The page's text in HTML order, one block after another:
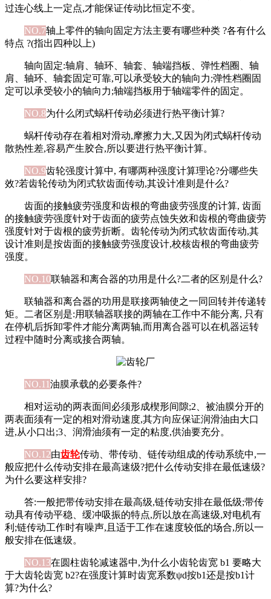
过连心线上一定点,才能保证传动比恒定不变。
NO.7轴上零件的轴向固定方法主要有哪些种类 ?各有什么
特点 ?(指出四种以上)
轴向固定:轴肩、轴环、轴套、轴端挡板、弹性档圈、轴
肩、轴环、轴套固定可靠,可以承受较大的轴向力;弹性档圈固
定可以承受较小的轴向力;轴端挡板用于轴端零件的固定。
NO.8为什么闭式蜗杆传动必须进行热平衡计算?
蜗杆传动存在着相对滑动,摩擦力大,又因为闭式蜗杆传动
散热性差,容易产生胶合,所以要进行热平衡计算。
NO.9齿轮强度计算中, 有哪两种强度计算理论?分哪些失
效?若齿轮传动为闭式软齿面传动,其设计准则是什么?
齿面的接触疲劳强度和齿根的弯曲疲劳强度的计算, 齿面
的接触疲劳强度针对于齿面的疲劳点蚀失效和齿根的弯曲疲劳
强度针对于齿根的疲劳折断。齿轮传动为闭式软齿面传动,其
设计准则是按齿面的接触疲劳强度设计,校核齿根的弯曲疲劳
强度。
NO.10联轴器和离合器的功用是什么?二者的区别是什么?
联轴器和离合器的功用是联接两轴使之一同回转并传递转
矩。二者区别是:用联轴器联接的两轴在工作中不能分离, 只有
在停机后拆卸零件才能分离两轴,而用离合器可以在机器运转
过程中随时分离或接合两轴。
NO.11油膜承载的必要条件?
相对运动的两表面间必须形成楔形间隙;2、被油膜分开的
两表面须有一定的相对滑动速度,其方向应保证润滑油由大口
进,从小口出;3、润滑油须有一定的粘度,供油要充分。
NO.12由齿轮传动、带传动、链传动组成的传动系统中,一
般应把什么传动安排在最高速级?把什么传动安排在最低速级?
为什么要这样安排?
答:一般把带传动安排在最高级,链传动安排在最低级;带传
动具有传动平稳、缓冲吸振的特点,所以放在高速级,对电机有
利;链传动工作时有噪声,且适于工作在速度较低的场合,所以一
般安排在低速级。
NO.13在圆柱齿轮减速器中,为什么小齿轮齿宽 b1 要略大
于大齿轮齿宽 b2?在强度计算时齿宽系数ψd按b1还是按b1计
算?为什么?